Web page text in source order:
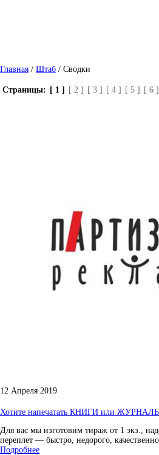
Главная / Штаб / Сводки
Страницы: [ 1 ] [ 2 ] [ 3 ] [ 4 ] [ 5 ] [ 6 ]
12 Апреля 2019
Хотите напечатать КНИГИ или
Для вас мы изготовим тираж от 1 экз.,
переплет — быстро, недорого,
Подробнее